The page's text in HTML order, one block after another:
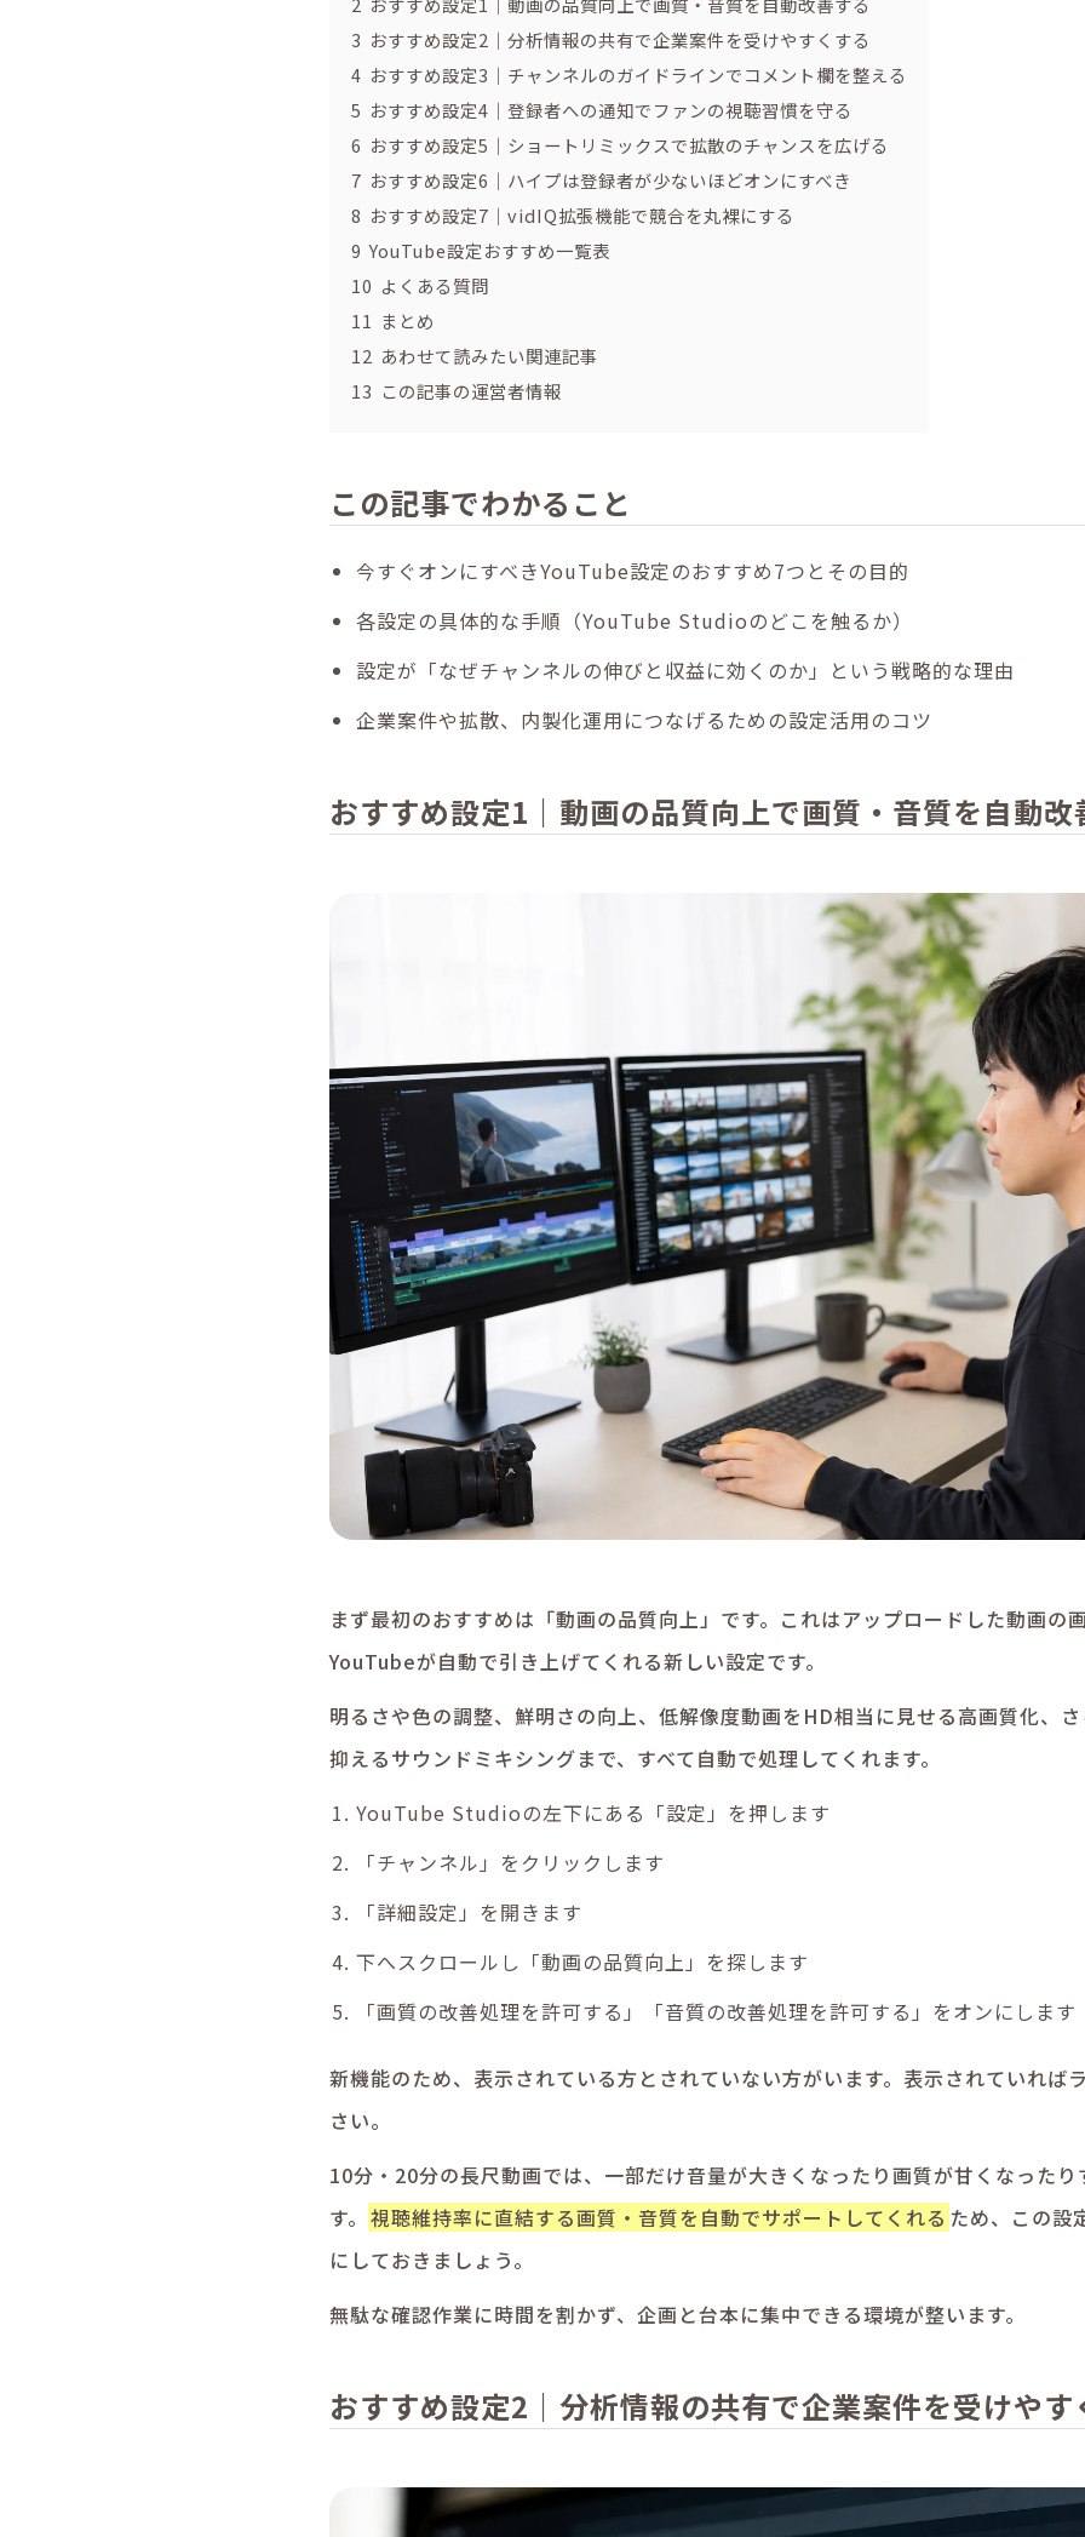
3 おすすめ設定2｜分析情報の共有で企業案件を受けやすくする
4 おすすめ設定3｜チャンネルのガイドラインでコメント欄を整える
5 おすすめ設定4｜登録者への通知でファンの視聴習慣を守る
6 おすすめ設定5｜ショートリミックスで拡散のチャンスを広げる
7 おすすめ設定6｜ハイプは登録者が少ないほどオンにすべき
8 おすすめ設定7｜vidIQ拡張機能で競合を丸裸にする
9 YouTube設定おすすめ一覧表
10 よくある質問
11 まとめ
12 あわせて読みたい関連記事
13 この記事の運営者情報
この記事でわかること
今すぐオンにすべきYouTube設定のおすすめ7つとその目的
各設定の具体的な手順（YouTube Studioのどこを触るか）
設定が「なぜチャンネルの伸びと収益に効くのか」という戦略的な理由
企業案件や拡散、内製化運用につなげるための設定活用のコツ
おすすめ設定1｜動画の品質向上で画質・音質を自動改
まず最初のおすすめは「動画の品質向上」です。これはアップロードした動画の
YouTubeが自動で引き上げてくれる新しい設定です。
明るさや色の調整、鮮明さの向上、低解像度動画をHD相当に見せる高画質化、
抑えるサウンドミキシングまで、すべて自動で処理してくれます。
YouTube Studioの左下にある「設定」を押します
「チャンネル」をクリックします
「詳細設定」を開きます
下へスクロールし「動画の品質向上」を探します
「画質の改善処理を許可する」「音質の改善処理を許可する」をオンにします
新機能のため、表示されている方とされていない方がいます。表示されていれば
さい。
10分・20分の長尺動画では、一部だけ音量が大きくなったり画質が甘くなった
す。 視聴維持率に直結する画質・音質を自動でサポートしてくれる ため、この設
にしておきましょう。
無駄な確認作業に時間を割かず、企画と台本に集中できる環境が整います。
おすすめ設定2｜分析情報の共有で企業案件を受けやす